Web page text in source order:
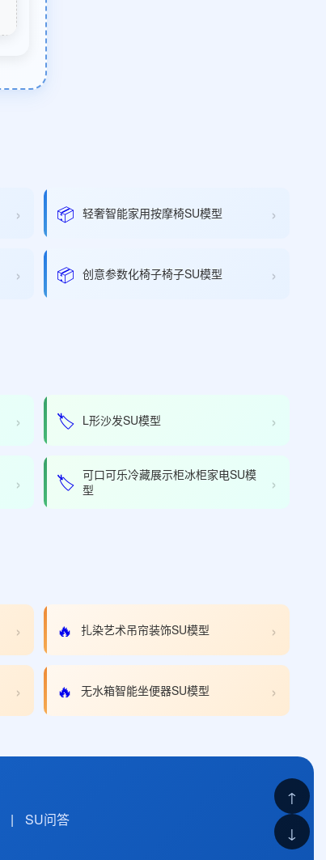
› 📦 轻奢智能家用按摩椅SU模型 ›
› 📦 创意参数化椅子椅子SU模型 ›
› 🏷️ L形沙发SU模型 ›
› 🏷️ 可口可乐冷藏展示柜冰柜家电SU模
型
›
› 🔥 扎染艺术吊帘装饰SU模型 ›
› 🔥 无水箱智能坐便器SU模型 ›
| SU问答
↑
↓